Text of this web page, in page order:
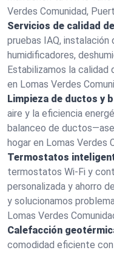
Verdes Comunidad,
Servicios de calidad
pruebas IAQ, instalación
humidificadores,
Estabilizamos la calidad
en Lomas Verdes
Limpieza de ductos y
aire y la eficiencia
balanceo de
hogar en Lomas Verdes
Termostatos
termostatos Wi-Fi y
personalizada y ahorro
y solucionamos
Lomas Verdes
Calefacción
comodidad eficiente